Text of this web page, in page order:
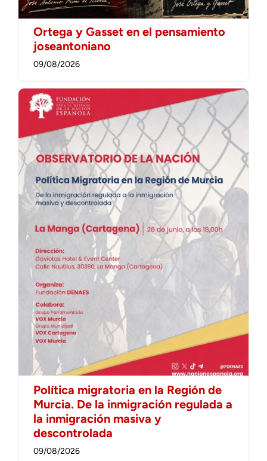
Ortega y Gasset en el pensamiento
joseantoniano
09/08/2026
Política migratoria en la Región de
Murcia. De la inmigración regulada a
la inmigración masiva y
descontrolada
09/08/2026